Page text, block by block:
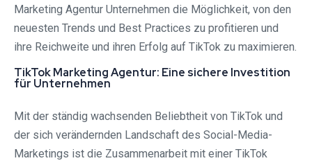
Marketing Agentur Unternehmen die Möglichkeit, von den
neuesten Trends und Best Practices zu profitieren und
ihre Reichweite und ihren Erfolg auf TikTok zu maximieren.
TikTok Marketing Agentur: Eine sichere Investition
für Unternehmen
Mit der ständig wachsenden Beliebtheit von TikTok und
der sich verändernden Landschaft des Social-Media-
Marketings ist die Zusammenarbeit mit einer TikTok